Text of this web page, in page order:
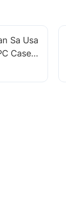
Sa Usa
Case